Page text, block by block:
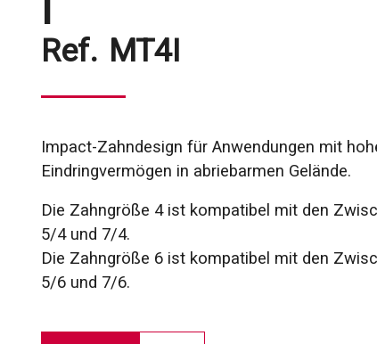
Ref. MT4I
Impact-Zahndesign für Anwendungen mit
Eindringvermögen in abriebarmen Gelände.
Die Zahngröße 4 ist kompatibel mit den
5/4 und 7/4.
Die Zahngröße 6 ist kompatibel mit den
5/6 und 7/6.